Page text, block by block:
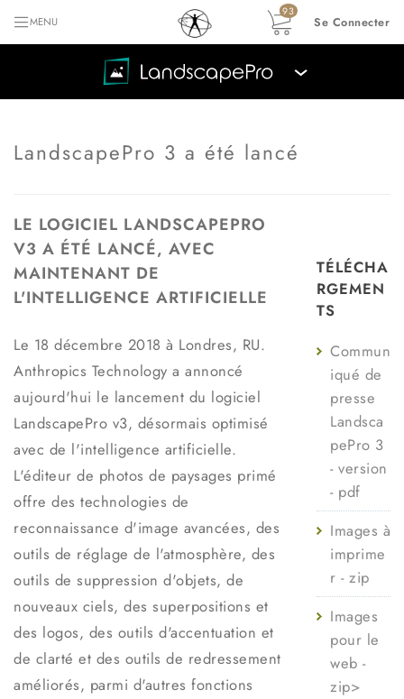
MENU
93
Se Connecter
›
LandscapePro 3 a été lancé
LE LOGICIEL LANDSCAPEPRO
V3 A ÉTÉ LANCÉ, AVEC
MAINTENANT DE
L'INTELLIGENCE ARTIFICIELLE
Le 18 décembre 2018 à Londres, RU.
Anthropics Technology a annoncé
aujourd'hui le lancement du logiciel
LandscapePro v3, désormais optimisé
avec de l'intelligence artificielle.
L'éditeur de photos de paysages primé
offre des technologies de
reconnaissance d'image avancées, des
outils de réglage de l'atmosphère, des
outils de suppression d'objets, de
nouveaux ciels, des superpositions et
des logos, des outils d'accentuation et
de clarté et des outils de redressement
améliorés, parmi d'autres fonctions
TÉLÉCHA
RGEMEN
TS
Commun
iqué de
presse
Landsca
pePro 3
- version
- pdf
Images à
imprime
r - zip
Images
pour le
web -
zip>